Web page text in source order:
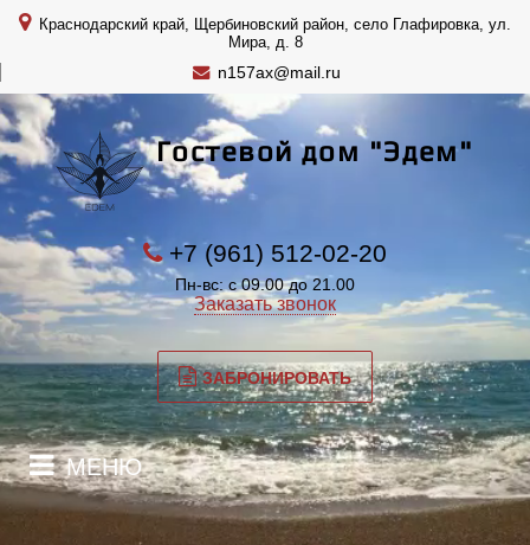
Краснодарский край, Щербиновский район, село Глафировка, ул.
Мира, д. 8
n157ax@mail.ru
Гостевой дом "Эдем"
+7 (961) 512-02-20
Пн-вс: с 09.00 до 21.00
Заказать звонок
ЗАБРОНИРОВАТЬ
МЕНЮ